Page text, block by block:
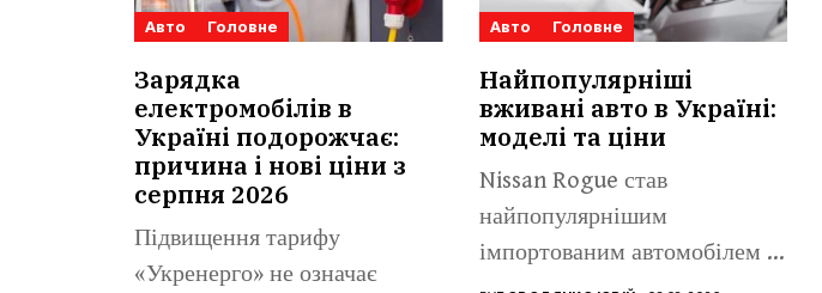
Авто Головне
Зарядка
електромобілів в
Україні подорожчає:
причина і нові ціни з
серпня 2026
Підвищення тарифу
«Укренерго» не означає
Авто Головне
Найпопулярніші
вживані авто в Україні:
моделі та ціни
Nissan Rogue став
найпопулярнішим
імпортованим автомобілем із